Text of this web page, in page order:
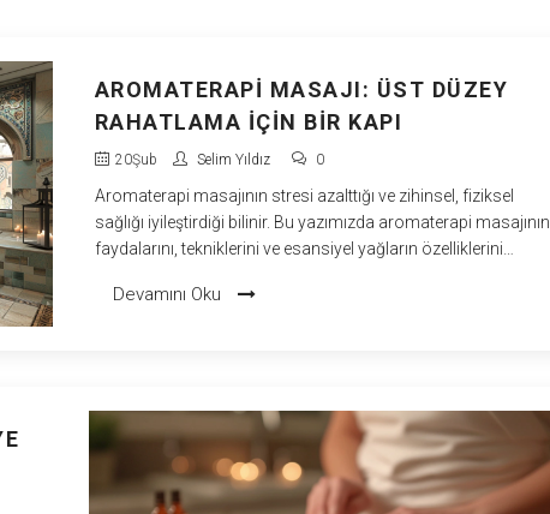
AROMATERAPI MASAJI: ÜST DÜZEY
RAHATLAMA IÇIN BIR KAPI
20Şub Selim Yıldız 0
Aromaterapi masajının stresi azalttığı ve zihinsel, fiziksel
sağlığı iyileştirdiği bilinir. Bu yazımızda aromaterapi masajının
faydalarını, tekniklerini ve esansiyel yağların özelliklerini
neden bu masajın tercih edilmesi gerektiğini
Devamını Oku